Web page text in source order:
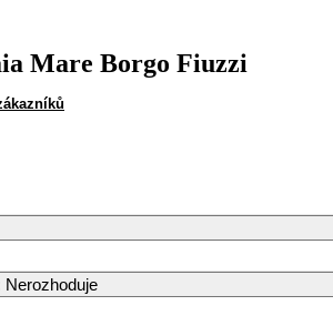
Mare Borgo Fiuzzi
Nerozhoduje